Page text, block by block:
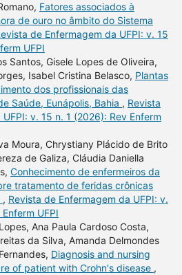
Fatores associados à
de ouro no âmbito do Sistema
de Enfermagem da UFPI: v. 15
UFPI
Santos, Gisele Lopes de Oliveira,
Isabel Cristina Belasco, Plantas
dos profissionais das
Saúde, Eunápolis, Bahia , Revista
v. 15 n. 1 (2026): Rev Enferm
Moura, Chrystiany Plácido de Brito
de Galiza, Cláudia Daniella
Conhecimento de enfermeiros da
tratamento de feridas crônicas
, Revista de Enfermagem da UFPI: v.
UFPI
Ana Paula Cardoso Costa,
da Silva, Amanda Delmondes
Diagnosis and nursing
of patient with Crohn's disease ,